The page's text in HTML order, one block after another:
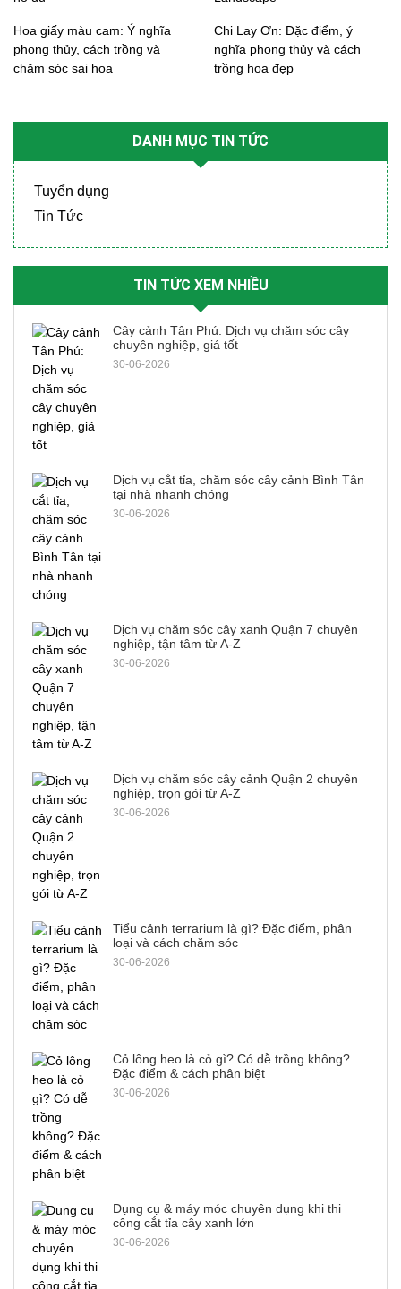
Hoa giấy màu cam: Ý nghĩa
phong thủy, cách trồng và
chăm sóc sai hoa
Chi Lay Ơn: Đặc điểm, ý
nghĩa phong thủy và cách
trồng hoa đẹp
DANH MỤC TIN TỨC
Tuyển dụng
Tin Tức
TIN TỨC XEM NHIỀU
Cây cảnh Tân Phú: Dịch vụ chăm sóc cây
chuyên nghiệp, giá tốt
30-06-2026
Dịch vụ cắt tỉa, chăm sóc cây cảnh Bình Tân
tại nhà nhanh chóng
30-06-2026
Dịch vụ chăm sóc cây xanh Quận 7 chuyên
nghiệp, tận tâm từ A-Z
30-06-2026
Dịch vụ chăm sóc cây cảnh Quận 2 chuyên
nghiệp, trọn gói từ A-Z
30-06-2026
Tiểu cảnh terrarium là gì? Đặc điểm, phân
loại và cách chăm sóc
30-06-2026
Cỏ lông heo là cỏ gì? Có dễ trồng không?
Đặc điểm & cách phân biệt
30-06-2026
Dụng cụ & máy móc chuyên dụng khi thi
công cắt tỉa cây xanh lớn
30-06-2026